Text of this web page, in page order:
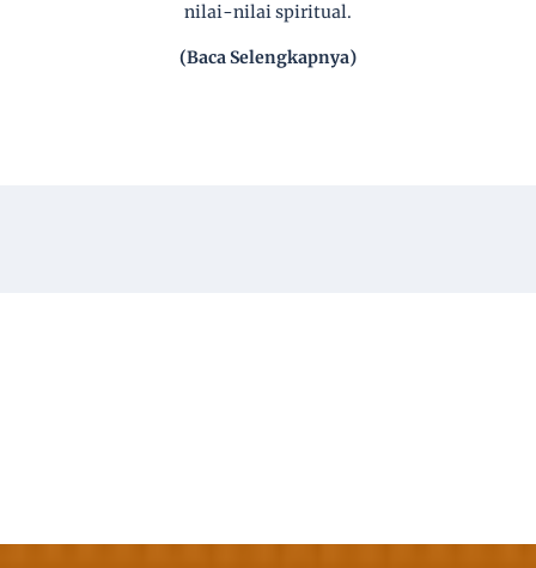
nilai-nilai spiritual.
(Baca Selengkapnya)